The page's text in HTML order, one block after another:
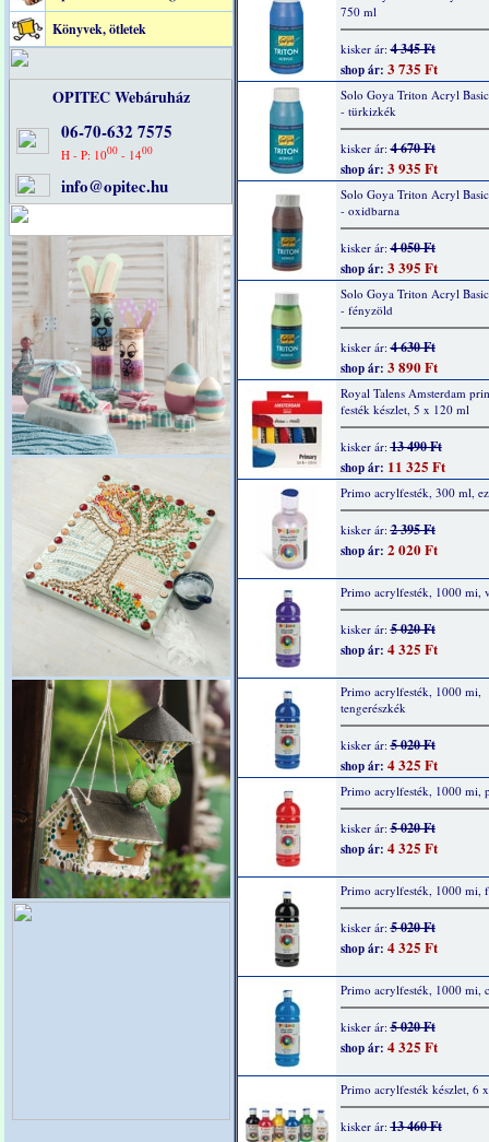
Könyvek, ötletek
OPITEC Webáruház
06-70-632 7575
H - P: 1000 - 1400
info@opitec.hu
750 ml
kisker ár:4 345 Ft
shop ár: 3 735 Ft
Solo Goya Triton Acryl
- türkizkék
kisker ár:4 670 Ft
shop ár: 3 935 Ft
Solo Goya Triton Acryl
- oxidbarna
kisker ár:4 050 Ft
shop ár: 3 395 Ft
Solo Goya Triton Acryl
- fényzöld
kisker ár:4 630 Ft
shop ár: 3 890 Ft
Royal Talens Amsterdam
festék készlet, 5 x 120 ml
kisker ár:13 490 Ft
shop ár: 11 325 Ft
Primo acrylfesték, 300 ml,
kisker ár:2 395 Ft
shop ár: 2 020 Ft
Primo acrylfesték, 1000 mi,
kisker ár:5 020 Ft
shop ár: 4 325 Ft
Primo acrylfesték, 1000 mi,
tengerészkék
kisker ár:5 020 Ft
shop ár: 4 325 Ft
Primo acrylfesték, 1000 mi,
kisker ár:5 020 Ft
shop ár: 4 325 Ft
Primo acrylfesték, 1000 mi,
kisker ár:5 020 Ft
shop ár: 4 325 Ft
Primo acrylfesték, 1000 mi,
kisker ár:5 020 Ft
shop ár: 4 325 Ft
Primo acrylfesték készlet, 6
kisker ár:13 460 Ft